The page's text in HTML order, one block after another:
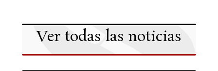
Ver todas las noticias